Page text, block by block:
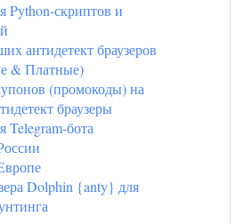
Python-скриптов и
антидетект браузеров
& Платные)
(промокоды) на
браузеры
Telegram-бота
Dolphin {anty} для